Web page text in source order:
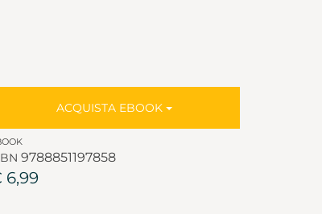
ACQUISTA EBOOK
9788851197858
6,99